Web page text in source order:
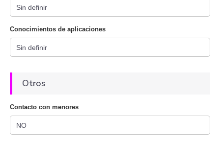
Conocimientos de aplicaciones
Otros
Contacto con menores